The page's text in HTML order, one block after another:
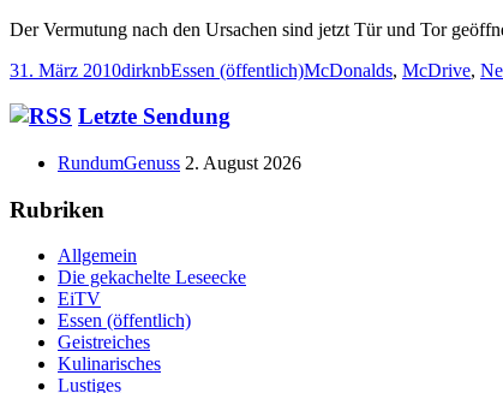
Der Vermutung nach den Ursachen sind jetzt Tür und Tor
Veröffentlicht
31. März 2010Autor
dirknbKategorien
Essen (öffentlich)Schlagwörter
McDonalds, McDrive,
Haupt-
Seitenleiste
Letzte Sendung
RundumGenuss 2. August 2026
Rubriken
Allgemein
Die gekachelte Leseecke
EiTV
Essen (öffentlich)
Geistreiches
Kulinarisches
Lustiges